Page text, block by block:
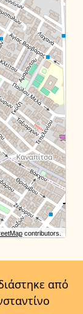
contributors.
από